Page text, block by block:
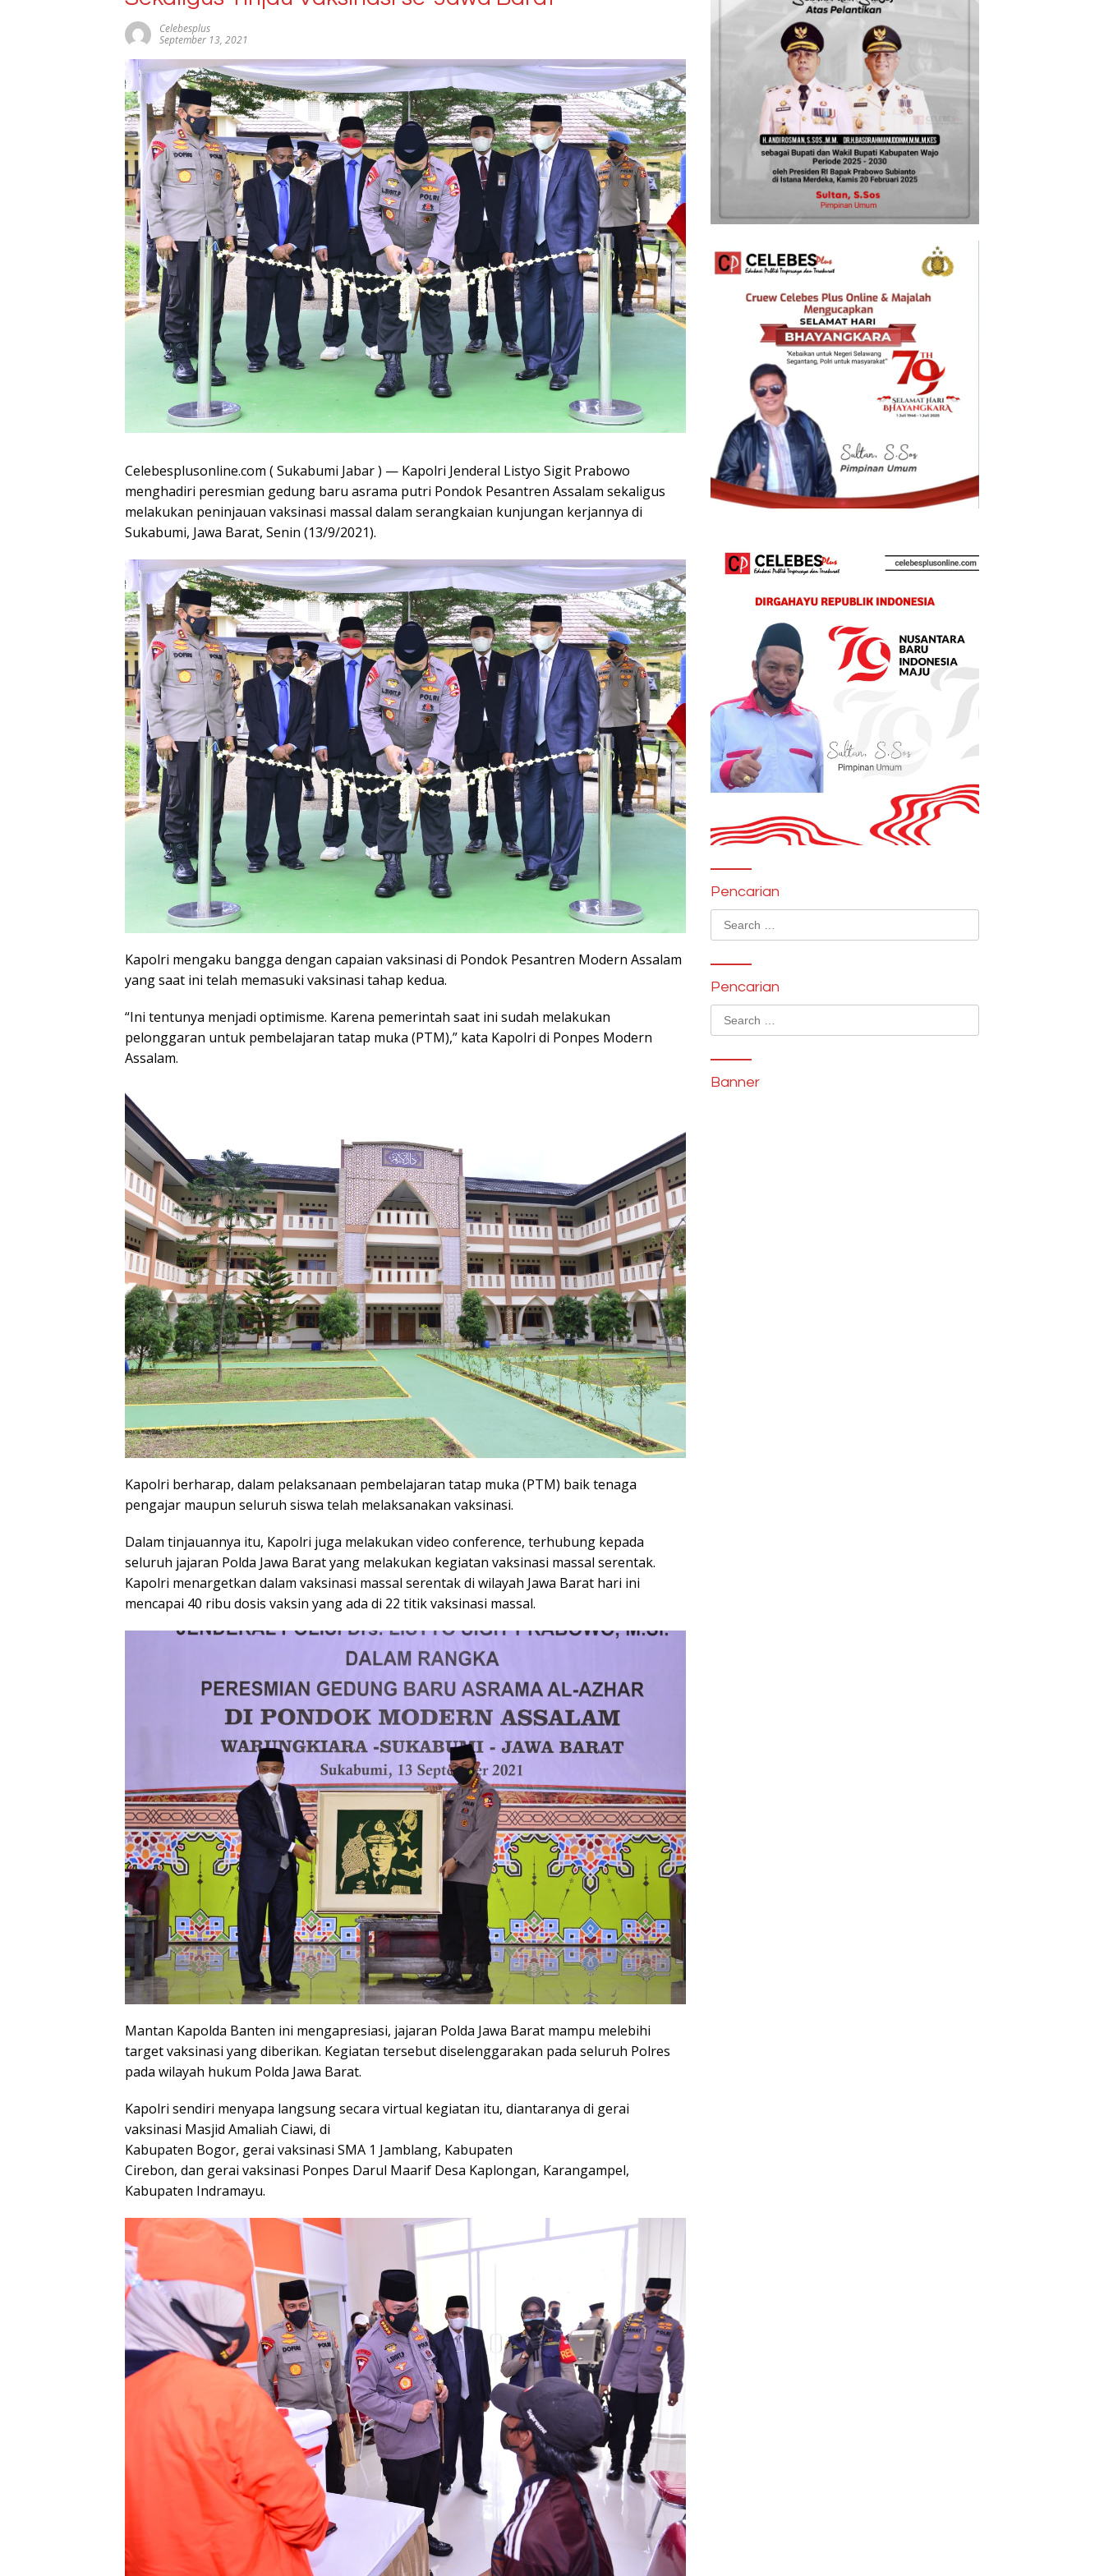
Celebesplus
September 13, 2021
Celebesplusonline.com ( Sukabumi Jabar ) — Kapolri Jenderal Listyo Sigit Prabowo
menghadiri peresmian gedung baru asrama putri Pondok Pesantren Assalam sekaligus
melakukan peninjauan vaksinasi massal dalam serangkaian kunjungan kerjannya di
Sukabumi, Jawa Barat, Senin (13/9/2021).
Kapolri mengaku bangga dengan capaian vaksinasi di Pondok Pesantren Modern Assalam
yang saat ini telah memasuki vaksinasi tahap kedua.
“Ini tentunya menjadi optimisme. Karena pemerintah saat ini sudah melakukan
pelonggaran untuk pembelajaran tatap muka (PTM),” kata Kapolri di Ponpes Modern
Assalam.
Kapolri berharap, dalam pelaksanaan pembelajaran tatap muka (PTM) baik tenaga
pengajar maupun seluruh siswa telah melaksanakan vaksinasi.
Dalam tinjauannya itu, Kapolri juga melakukan video conference, terhubung kepada
seluruh jajaran Polda Jawa Barat yang melakukan kegiatan vaksinasi massal serentak.
Kapolri menargetkan dalam vaksinasi massal serentak di wilayah Jawa Barat hari ini
mencapai 40 ribu dosis vaksin yang ada di 22 titik vaksinasi massal.
Mantan Kapolda Banten ini mengapresiasi, jajaran Polda Jawa Barat mampu melebihi
target vaksinasi yang diberikan. Kegiatan tersebut diselenggarakan pada seluruh Polres
pada wilayah hukum Polda Jawa Barat.
Kapolri sendiri menyapa langsung secara virtual kegiatan itu, diantaranya di gerai
vaksinasi Masjid Amaliah Ciawi, di
Kabupaten Bogor, gerai vaksinasi SMA 1 Jamblang, Kabupaten
Cirebon, dan gerai vaksinasi Ponpes Darul Maarif Desa Kaplongan, Karangampel,
Kabupaten Indramayu.
Pencarian
Pencarian
Banner